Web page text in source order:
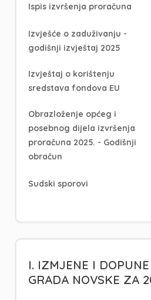
Ispis izvršenja proračuna
Izvješće o zaduživanju -
godišnji izvještaj 2025
Izvještaj o korištenju
sredstava fondova EU
Obrazloženje općeg i
posebnog dijela izvršenja
proračuna 2025. - Godišnji
obračun
Sudski sporovi
I. IZMJENE I
GRADA NOVSKE ZA